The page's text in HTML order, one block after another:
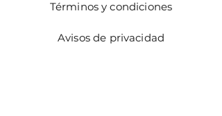
Términos y condiciones
Avisos de privacidad